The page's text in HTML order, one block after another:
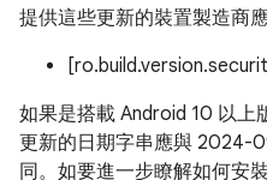
提供這些更新的裝置製造商
如果是搭載 Android 10 以上
更新的日期字串應與 2024-
同。如要進一步瞭解如何安